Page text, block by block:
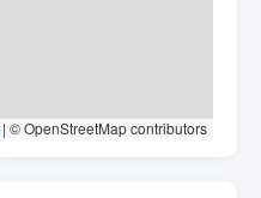
| © OpenStreetMap contributors